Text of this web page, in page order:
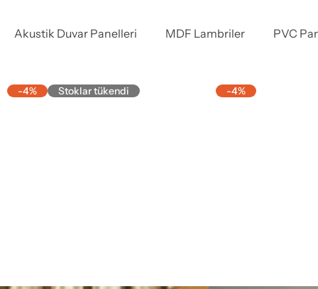
Akustik Duvar Panelleri MDF Lambriler PVC
-4% Stoklar tükendi -4%